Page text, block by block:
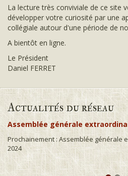
La lecture très conviviale de ce site
développer votre curiosité par une
collégiale autour d'une période de
A bientôt en ligne.
Le Président
Daniel FERRET
Actualités du réseau
Assemblée générale
Prochainement : Assemblée générale
2024